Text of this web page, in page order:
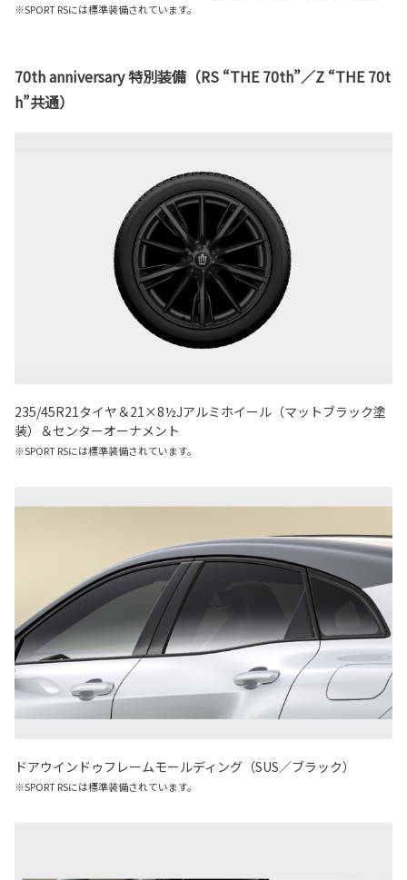
※SPORT RSには標準装備されています。
70th anniversary 特別装備（RS “THE 70th”／Z “THE 70t
h”共通）
235/45R21タイヤ＆21×8½Jアルミホイール（マットブラック塗
装）＆センターオーナメント
※SPORT RSには標準装備されています。
ドアウインドゥフレームモールディング（SUS／ブラック）
※SPORT RSには標準装備されています。